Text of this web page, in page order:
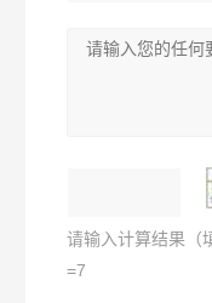
请输入计算结果（
=7